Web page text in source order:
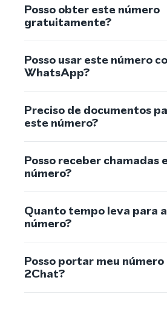
Posso obter este número
gratuitamente?
Posso usar este número
WhatsApp?
Preciso de documentos
este número?
Posso receber chamadas
número?
Quanto tempo leva para
número?
Posso portar meu
2Chat?